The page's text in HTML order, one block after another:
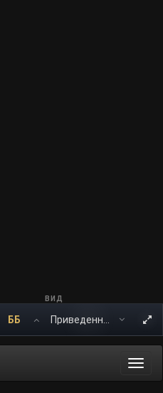
ББ
ВИД